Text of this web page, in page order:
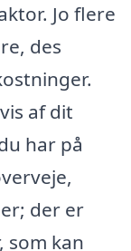
Jo flere
des
af dit
har på
der er
som kan